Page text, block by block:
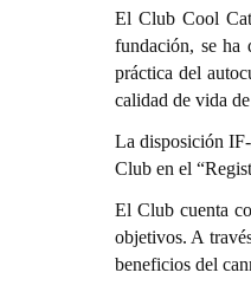
El Club Cool
fundación, se ha
práctica del
calidad de vida
La disposición
Club en el
El Club cuenta
objetivos. A
beneficios del